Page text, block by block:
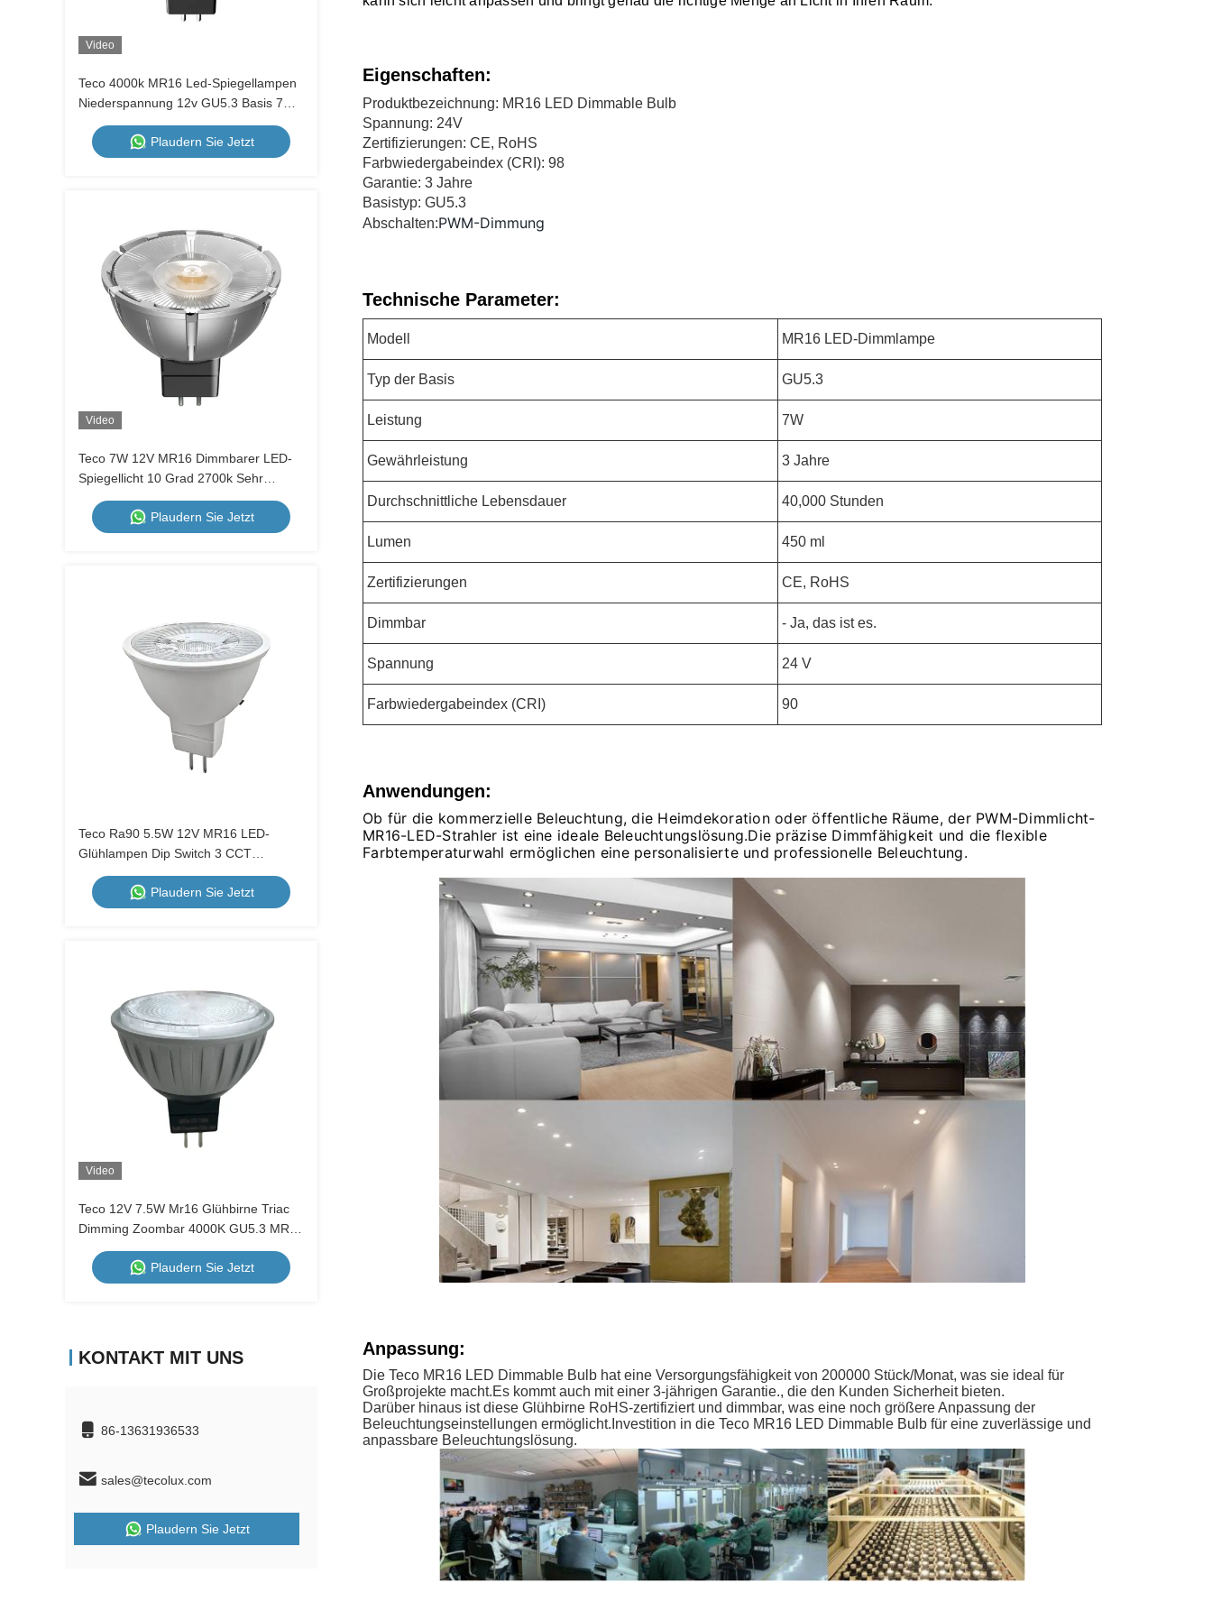
Video
Teco 4000k MR16 Led-Spiegellampen
Niederspannung 12v GU5.3 Basis 7W
36 Grad Strahlwinkel
Plaudern Sie Jetzt
Video
Teco 7W 12V MR16 Dimmbarer LED-
Spiegellicht 10 Grad 2700k Sehr
warme weiße Glühbirnen
Plaudern Sie Jetzt
Teco Ra90 5.5W 12V MR16 LED-
Glühlampen Dip Switch 3 CCT
Dimming 60D LED-Spiegellicht
Innenraum
Plaudern Sie Jetzt
Video
Teco 12V 7.5W Mr16 Glühbirne Triac
Dimming Zoombar 4000K GU5.3 MR16
Led-Lampen
Plaudern Sie Jetzt
KONTAKT MIT UNS
86-13631936533
sales@tecolux.com
Plaudern Sie Jetzt
Eigenschaften:
Produktbezeichnung: MR16 LED Dimmable Bulb
Spannung: 24V
Zertifizierungen: CE, RoHS
Farbwiedergabeindex (CRI): 98
Garantie: 3 Jahre
Basistyp: GU5.3
Abschalten:PWM-Dimmung
Technische Parameter:
Modell MR16 LED-Dimmlampe
Typ der Basis GU5.3
Leistung 7W
Gewährleistung 3 Jahre
Durchschnittliche Lebensdauer 40,000 Stunden
Lumen 450 ml
Zertifizierungen CE, RoHS
Dimmbar - Ja, das ist es.
Spannung 24 V
Farbwiedergabeindex (CRI) 90
Anwendungen:
Ob für die kommerzielle Beleuchtung, die Heimdekoration oder öffentliche Räume, der PWM-Dimmlicht-
MR16-LED-Strahler ist eine ideale Beleuchtungslösung.Die präzise Dimmfähigkeit und die flexible
Farbtemperaturwahl ermöglichen eine personalisierte und professionelle Beleuchtung.
Anpassung:
Die Teco MR16 LED Dimmable Bulb hat eine Versorgungsfähigkeit von 200000 Stück/Monat, was sie ideal für
Großprojekte macht.Es kommt auch mit einer 3-jährigen Garantie., die den Kunden Sicherheit bieten.
Darüber hinaus ist diese Glühbirne RoHS-zertifiziert und dimmbar, was eine noch größere Anpassung der
Beleuchtungseinstellungen ermöglicht.Investition in die Teco MR16 LED Dimmable Bulb für eine zuverlässige und
anpassbare Beleuchtungslösung.